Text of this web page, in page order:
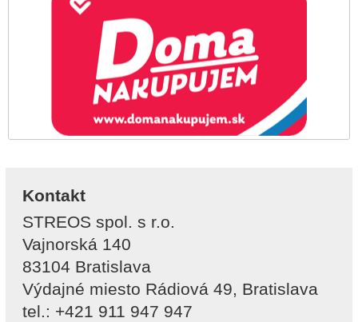
Kontakt
STREOS spol. s r.o.
Vajnorská 140
83104 Bratislava
Výdajné miesto Rádiová 49, Bratislava
tel.: +421 911 947 947